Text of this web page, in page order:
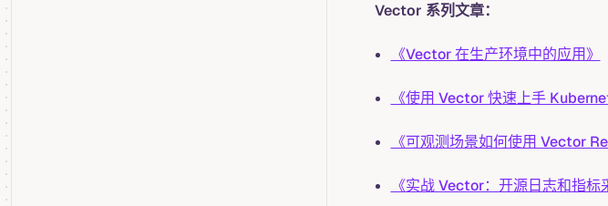
Vector 系列文章：
《Vector 在生产环境中的应用》
《使用 Vector 快速上手
《可观测场景如何使用 Vector
《实战 Vector：开源日志和指标